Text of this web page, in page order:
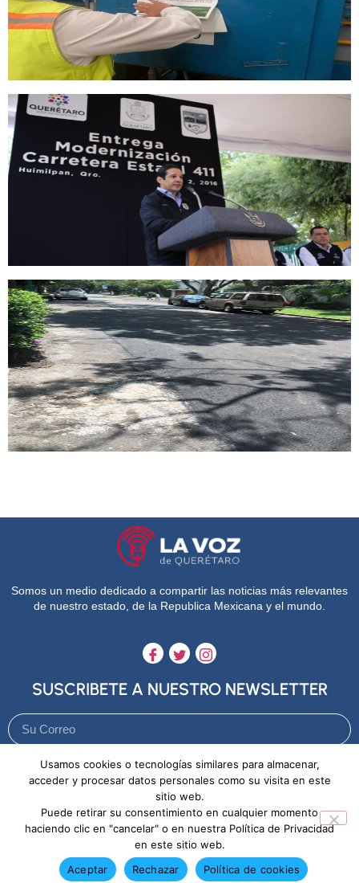
Somos un medio dedicado a compartir las noticias más relevantes
de nuestro estado, de la Republica Mexicana y el mundo.
SUSCRIBETE A NUESTRO NEWSLETTER
Enviar
Copyright © 2026. La voz Queretaro
Aviso de Privacidad Política de Cookies
Usamos cookies o tecnologías similares para almacenar,
acceder y procesar datos personales como su visita en este
sitio web.
Puede retirar su consentimiento en cualquier momento
haciendo clic en "cancelar" o en nuestra Política de Privacidad
en este sitio web.
Aceptar
Rechazar Política de cookies